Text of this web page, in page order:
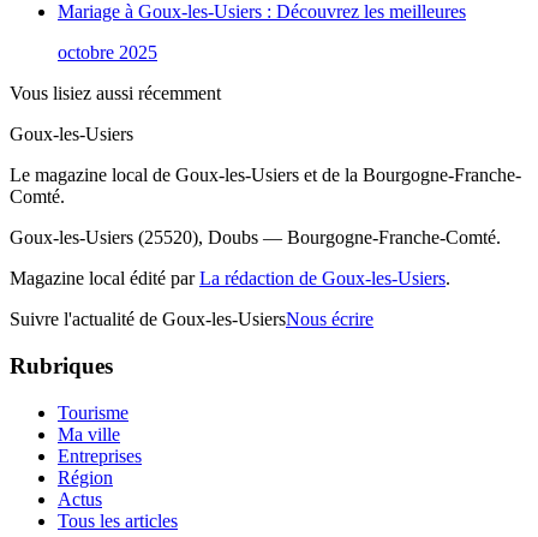
Mariage à Goux-les-Usiers : Découvrez les meilleures
octobre 2025
Vous lisiez aussi récemment
Goux-les-Usiers
Le magazine local de Goux-les-Usiers et de la Bourgogne-Franche-
Comté.
Goux-les-Usiers (25520), Doubs — Bourgogne-Franche-Comté.
Magazine local édité parLa rédaction de Goux-les-Usiers.
Suivre l'actualité de Goux-les-UsiersNous écrire
Rubriques
Tourisme
Ma ville
Entreprises
Région
Actus
Tous les articles